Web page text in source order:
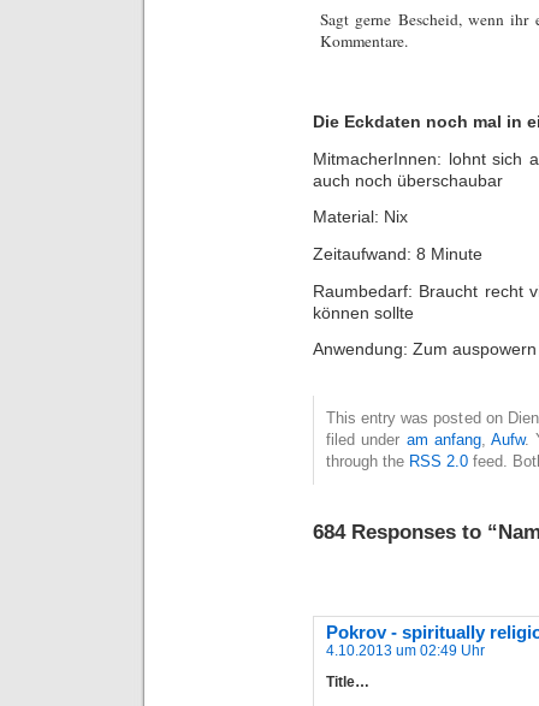
Sagt gerne Bescheid, wenn ihr
Kommentare.
Die Eckdaten noch mal in
MitmacherInnen: lohnt sich
auch noch überschaubar
Material: Nix
Zeitaufwand: 8 Minute
Raumbedarf: Braucht recht
können sollte
Anwendung: Zum
This entry was posted on
filed under am anfang, Aufw.
through the RSS 2.0 feed.
684 Responses to
Pokrov - spiritually
4.10.2013 um 02:49 Uhr
Title…